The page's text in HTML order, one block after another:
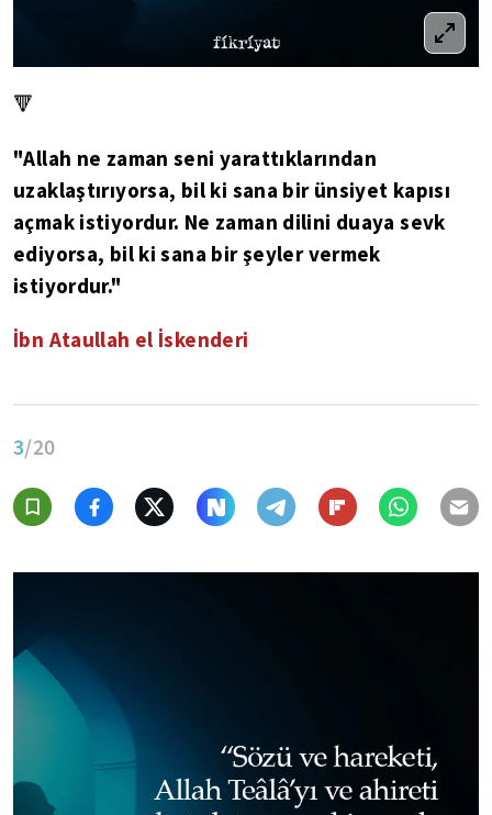
🔻
"Allah ne zaman seni yarattıklarından
uzaklaştırıyorsa, bil ki sana bir ünsiyet kapısı
açmak istiyordur. Ne zaman dilini duaya sevk
ediyorsa, bil ki sana bir şeyler vermek
istiyordur."
İbn Ataullah el İskenderi
3/20